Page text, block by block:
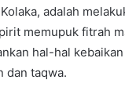
adalah
memupuk fitrah
hal-hal
dan taqwa.